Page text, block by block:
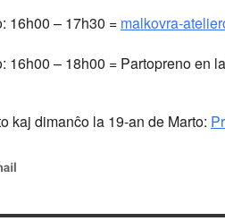
16h00 – 17h30 = malkovra-
16h00 – 18h00 = Partopreno en
kaj dimanĉo la 19-an de Marto: